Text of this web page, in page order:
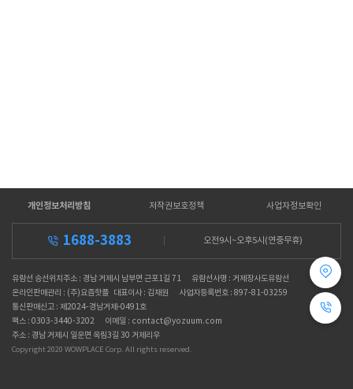
개인정보처리방침 저작권보호정책 사업자정보확인
1688-3883 오전9시~오후5시(연중무휴)
유람선 승선위치주소 : 경남 거제시 남부면 근포1길 71
유람선사명 : 거제장사도유람선
온라인판매관리 : (주)요즘핫플 대표이사 : 김채원
사업자등록번호 : 897-81-03259
통신판매신고 : 제2024-경남거제-0491호
팩스 : 0303-3440-3202
이메일 : contact@yozuum.com
주소 : 경남 거제시 일운면 옥림3길 30 거제리우
Copyright 2020 WOWPLACE Corp. All rights reserved.